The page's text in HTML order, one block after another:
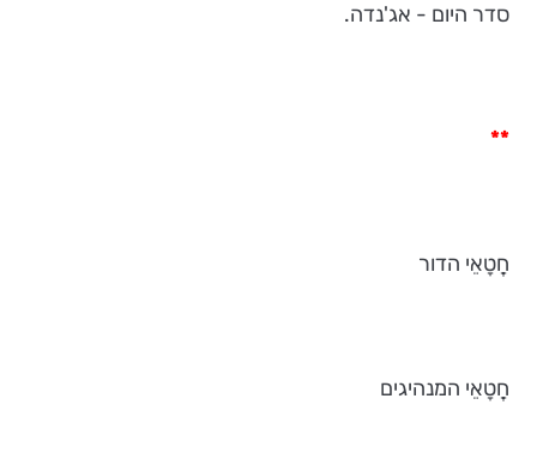
סדר היום - אג'נדה.
**
חֲטָאֵי הדור
חֲטָאֵי המנהיגים